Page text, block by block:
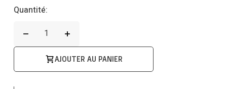
Quantité:
AJOUTER AU PANIER